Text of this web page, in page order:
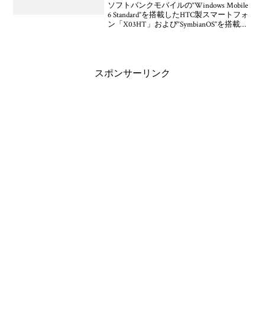
ソフトバンクモバイルの“Windows Mobile
6 Standard”を搭載したHTC製スマートフォ
ン「X03HT」および“SymbianOS”を搭載し
スポンサーリンク